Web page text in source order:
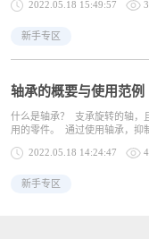
新手专区
2022.05.18 15:49:57
轴承的概要与使用范例
什么是轴承？ 支承旋转的轴，
用的零件。 通过使用轴承，抑
新手专区
2022.05.18 14:24:47